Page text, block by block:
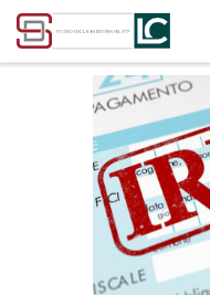
Passa al contenuto